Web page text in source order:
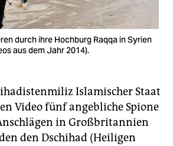
durch ihre Hochburg Raqqa in Syrien
aus dem Jahr 2014).
Islamischer Staat
Video fünf angebliche Spione
in Großbritannien
den Dschihad (Heiligen